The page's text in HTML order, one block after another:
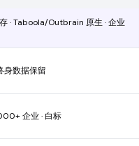
· Taboola/Outbrain 原生 · 企业
身数据保留
企业 · 白标